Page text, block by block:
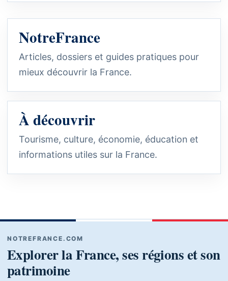
NotreFrance
Articles, dossiers et guides pratiques pour
mieux découvrir la France.
À découvrir
Tourisme, culture, économie, éducation et
informations utiles sur la France.
NOTREFRANCE.COM
Explorer la France, ses régions et son
patrimoine